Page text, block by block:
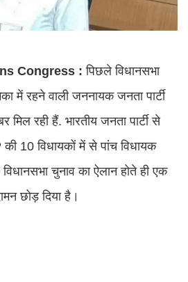
Congress :पिछले विधानसभा
में रहने वाली जननायक जनता पार्टी
रही हैं. भारतीय जनता पार्टी से
10 विधायकों में से पांच विधायक
चुनाव का ऐलान होते ही एक
छोड़ दिया है।